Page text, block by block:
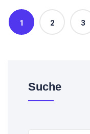
1 2 3
Suche